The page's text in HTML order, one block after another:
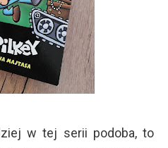
w tej serii podoba, to